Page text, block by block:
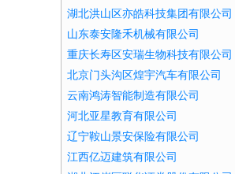
湖北洪山区亦皓科技集团有限公司
山东泰安隆禾机械有限公司
重庆长寿区安瑞生物科技有限公司
北京门头沟区煌宇汽车有限公司
云南鸿涛智能制造有限公司
河北亚星教育有限公司
辽宁鞍山景安保险有限公司
江西亿迈建筑有限公司